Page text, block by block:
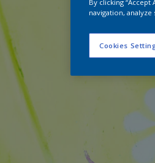
By clicking
navigation, analyze
Cookies